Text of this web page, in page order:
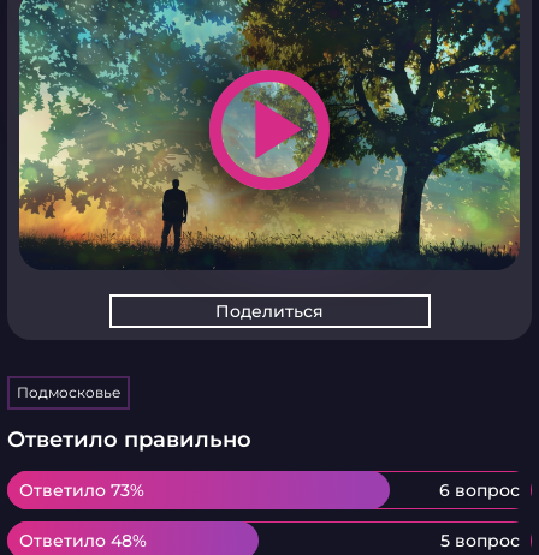
play_arrow
Поделиться
Подмосковье
Ответило правильно
Ответило 73% 6 вопрос
Ответило 73%
Ответило 48% 5 вопрос
Ответило 48%